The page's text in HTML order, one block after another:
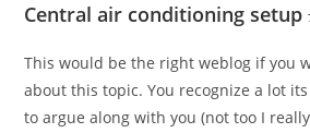
Central air conditioning setup
This would be the right weblog if you
about this topic. You recognize a lot
to argue along with you (not too I